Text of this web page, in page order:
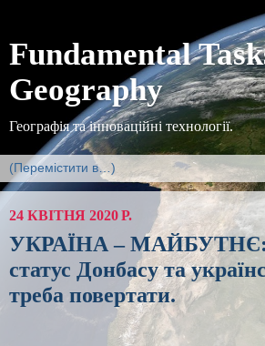
Fundamental
Geography
Географія та інноваційні технології.
24 КВІТНЯ 2020 Р.
УКРАЇНА – МАЙБУТНЄ:
статус Донбасу та
треба повертати.